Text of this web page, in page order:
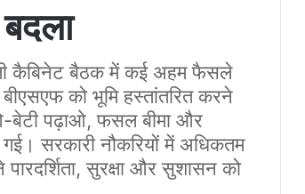
कैबिनेट बैठक में कई अहम फैसले
को भूमि हस्तांतरित करने
बेटी पढ़ाओ, फसल बीमा और
सरकारी नौकरियों में अधिकतम
सुरक्षा और सुशासन को